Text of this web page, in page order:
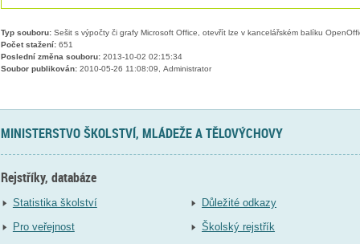
Typ souboru:Sešit s výpočty či grafy Microsoft Office, otevřít lze v kancelářském balíku
Počet stažení:651
Poslední změna souboru:2013-10-02 02:15:34
Soubor publikován:2010-05-26 11:08:09, Administrator
MINISTERSTVO ŠKOLSTVÍ, MLÁDEŽE A TĚLOVÝCHOVY
Rejstříky, databáze
Statistika školství
Pro veřejnost
Důležité odkazy
Školský rejstřík